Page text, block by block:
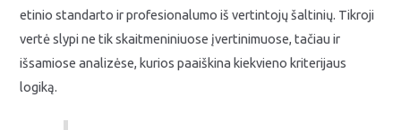
etinio standarto ir profesionalumo iš vertintojų šaltinių. Tikroji
vertė slypi ne tik skaitmeniniuose įvertinimuose, tačiau ir
išsamiose analizėse, kurios paaiškina kiekvieno kriterijaus
logiką.